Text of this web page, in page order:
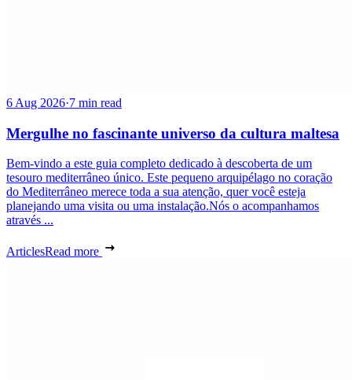
6 Aug 2026·7 min read
Mergulhe no fascinante universo da cultura maltesa
Bem-vindo a este guia completo dedicado à descoberta de um
tesouro mediterrâneo único. Este pequeno arquipélago no coração
do Mediterrâneo merece toda a sua atenção, quer você esteja
planejando uma visita ou uma instalação.Nós o acompanhamos
através ...
ArticlesRead more